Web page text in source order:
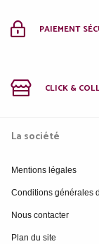
PAIEMENT
CLICK &
La société
Mentions légales
Conditions générales
Nous contacter
Plan du site